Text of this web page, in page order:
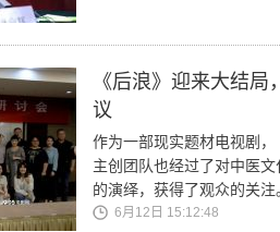
《后浪》迎来大结
议
作为一部现实题材电视剧
主创团队也经过了对中医
的演绎，获得了观众的关注
6月12日 15:12:48